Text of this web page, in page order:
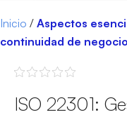
Inicio / Aspectos
continuidad de negocio
ISO 22301: